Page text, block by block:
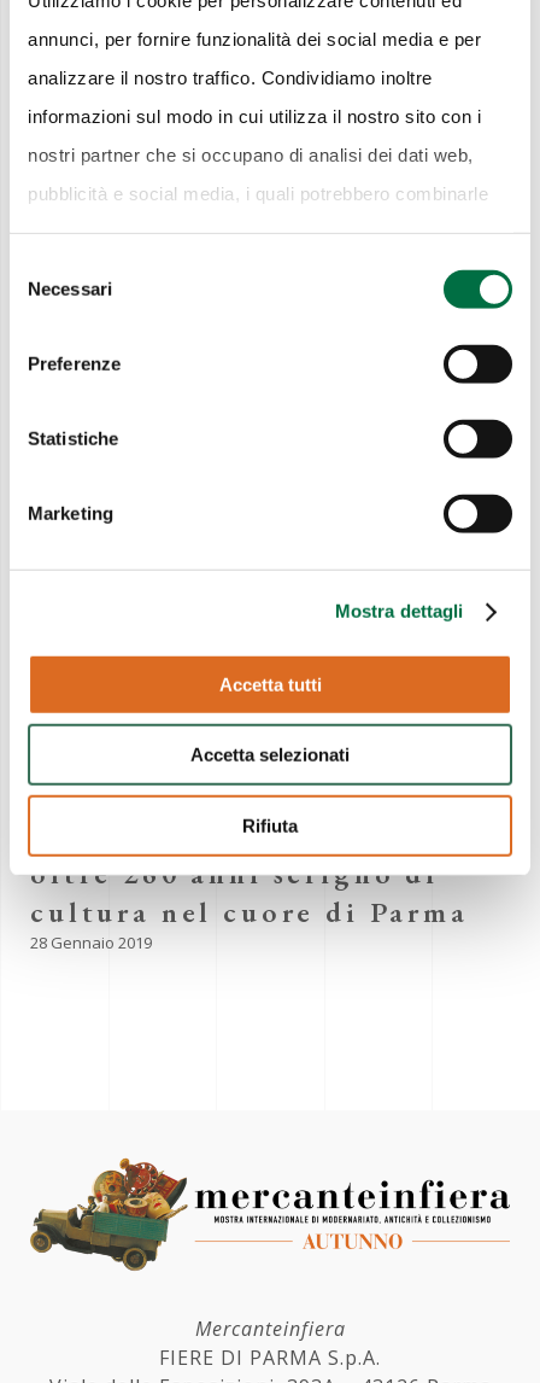
annunci, per fornire funzionalità dei social media e per
analizzare il nostro traffico. Condividiamo inoltre
informazioni sul modo in cui utilizza il nostro sito con i
nostri partner che si occupano di analisi dei dati web,
pubblicità e social media, i quali potrebbero combinarle
con altre informazioni che ha fornito loro o che hanno
Cookie Policy.
delNecessari
Preferenze
Statistiche
Marketing
Mostra dettagli
Accetta tutti
Accetta selezionati
Rifiuta
Parma: città da scoprire, tra
monumenti, musica e
riconoscimenti UNESCO.
A Mamiano di Traversetolo
con il direttore scientifico
della Fondazione Magnani
Rocca
La Fondazione Arturo
all’occhiello di Parma
Giochi e giocattoli del
privata di Gianni
Marangoni.
Tra i tesori dell’Accademia
Nazionale di Belle Arti, da
oltre 260 anni scrigno di
cultura nel cuore di Parma
28 Gennaio 2019
Mercanteinfiera
FIERE DI PARMA S.p.A.